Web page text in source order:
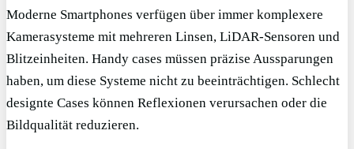
Moderne Smartphones verfügen über immer komplexere
Kamerasysteme mit mehreren Linsen, LiDAR-Sensoren und
Blitzeinheiten. Handy cases müssen präzise Aussparungen
haben, um diese Systeme nicht zu beeinträchtigen. Schlecht
designte Cases können Reflexionen verursachen oder die
Bildqualität reduzieren.